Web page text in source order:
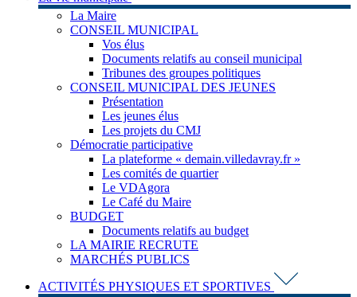
La Maire
CONSEIL MUNICIPAL
Vos élus
Documents relatifs au conseil municipal
Tribunes des groupes politiques
CONSEIL MUNICIPAL DES JEUNES
Présentation
Les jeunes élus
Les projets du CMJ
Démocratie participative
La plateforme « demain.villedavray.fr »
Les comités de quartier
Le VDAgora
Le Café du Maire
BUDGET
Documents relatifs au budget
LA MAIRIE RECRUTE
MARCHÉS PUBLICS
ACTIVITÉS PHYSIQUES ET SPORTIVES